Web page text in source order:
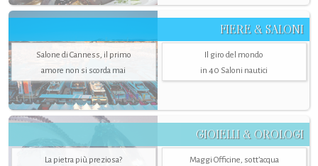
FIERE & SALONI
Salone di Canness, il primo
amore non si scorda mai
Il giro del mondo
in 40 Saloni nautici
GIOIELLI & OROLOGI
La pietra più preziosa?
Maggi Officine, sott’acqua